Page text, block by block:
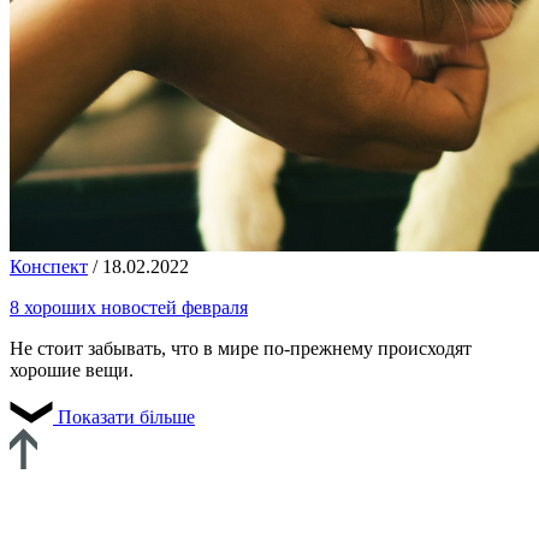
Конспект / 18.02.2022
8 хороших новостей февраля
Не стоит забывать, что в мире по-прежнему происходят
хорошие вещи.
Показати більше